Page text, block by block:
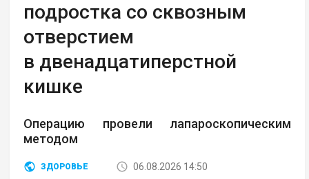
подростка со сквозным
отверстием
в двенадцатиперстной
кишке
Операцию провели лапароскопическим
методом
ЗДОРОВЬЕ
06.08.2026 14:50